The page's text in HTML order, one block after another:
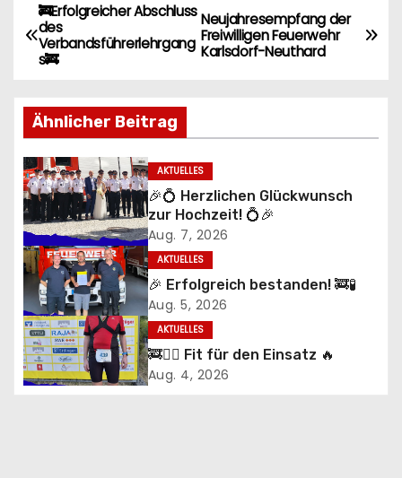
B
e
t
r
a
g
s
n
a
Neujahresempfang der
Freiwilligen Feuerwehr
Karlsdorf-Neuthard
🚒Erfolgreicher Abschluss
des
Verbandsführerlehrgang
s🚒
Ähnlicher Beitrag
AKTUELLES
🎉💍 Herzlichen Glückwunsch
zur Hochzeit! 💍🎉
Aug. 7, 2026
AKTUELLES
🎉 Erfolgreich bestanden! 🚒🧪
Aug. 5, 2026
AKTUELLES
🚒🏃‍♂️ Fit für den Einsatz 🔥
Aug. 4, 2026